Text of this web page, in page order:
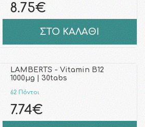
8.75€
ΣΤΟ ΚΑΛΑΘΙ
LAMBERTS - Vitamin B12
1000μg | 30tabs
62 Πόντοι
7.74€